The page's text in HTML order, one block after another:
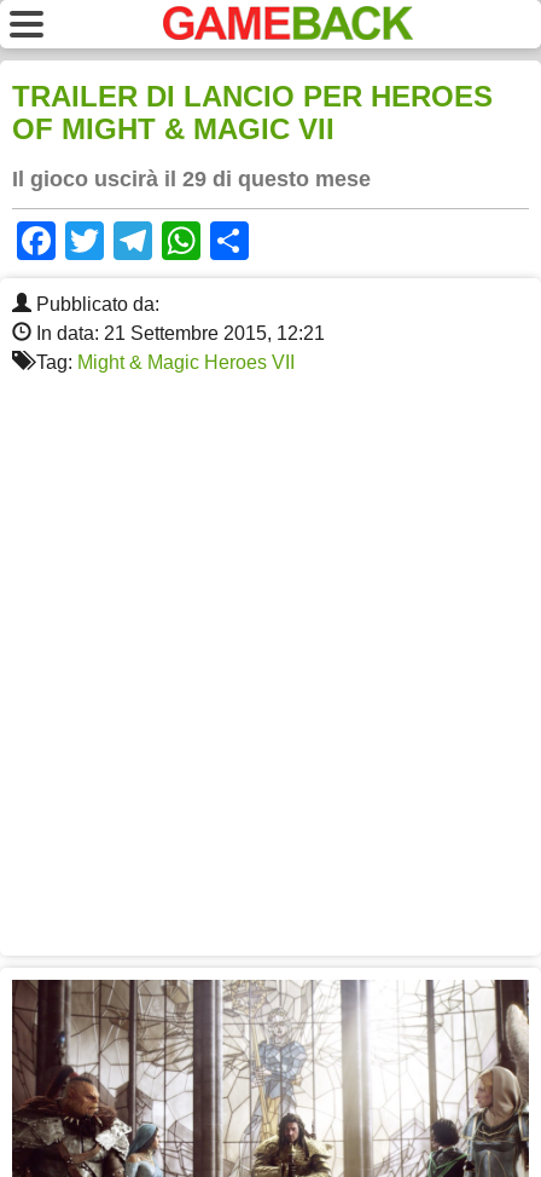
TRAILER DI LANCIO PER HEROES
OF MIGHT & MAGIC VII
Il gioco uscirà il 29 di questo mese
Facebook
TwitterTelegram
WhatsApp
Pubblicato da:
In data: 21 Settembre 2015, 12:21
Tag: Might & Magic Heroes VII